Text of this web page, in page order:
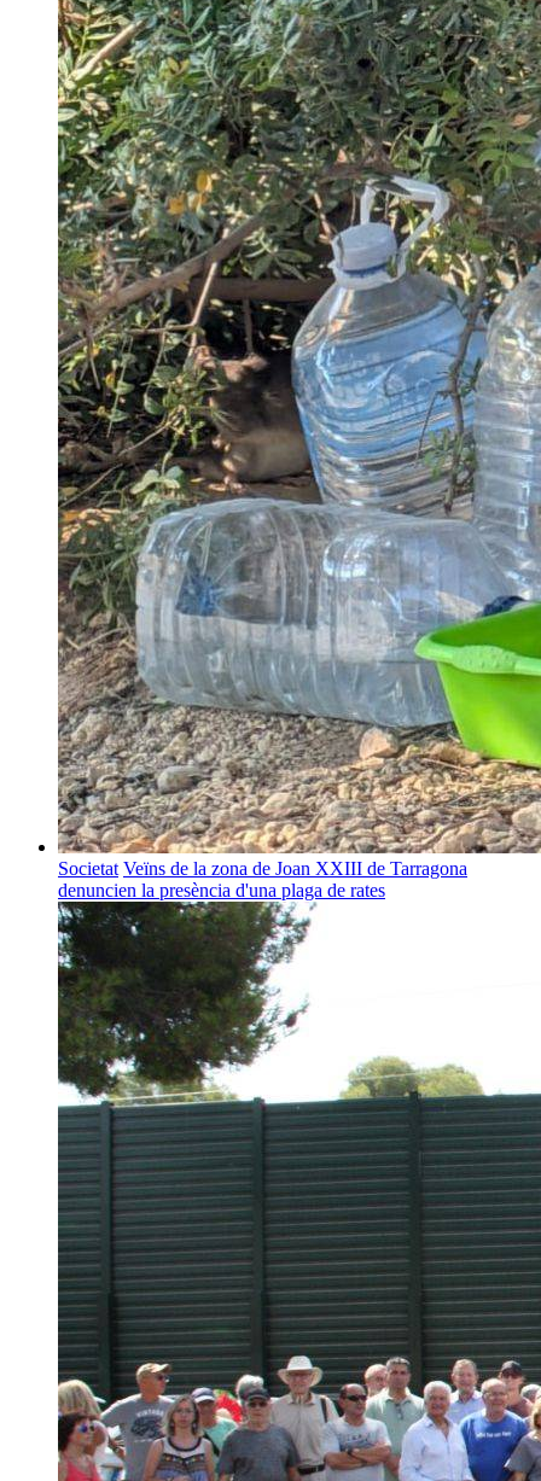
Societat Veïns de la zona de Joan XXIII de Tarragona
denuncien la presència d'una plaga de rates